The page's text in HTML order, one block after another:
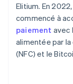
Elitium. En
commencé à
paiement avec
alimentée par
(NFC) et le